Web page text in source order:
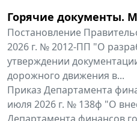
Горячие документы.
Постановление
2026 г. № 2012-ПП "О
утверждении
дорожного движения в...
Приказ Департамента
июля 2026 г. № 138ф "О